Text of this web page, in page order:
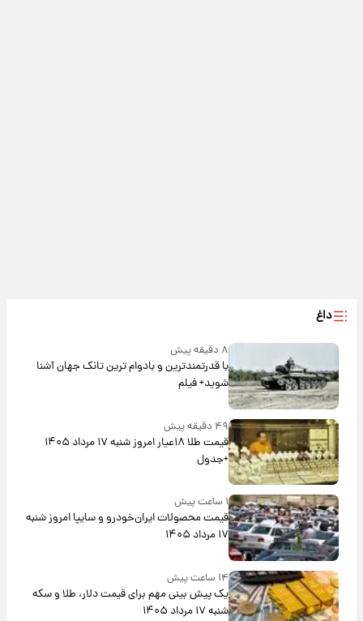
داغ
۸ دقیقه پیش
با قدرتمندترین و بادوام ترین تانک جهان آشنا
شوید+ فیلم
۴۹ دقیقه پیش
قیمت طلا ۱۸عیار امروز شنبه ۱۷ مرداد ۱۴۰۵
+جدول
۱ ساعت پیش
قیمت محصولات ایران‌خودرو و سایپا امروز شنبه
۱۷ مرداد ۱۴۰۵
۱۴ ساعت پیش
یک پیش ‌بینی مهم برای قیمت دلار، طلا و سکه
شنبه ۱۷ مرداد ۱۴۰۵